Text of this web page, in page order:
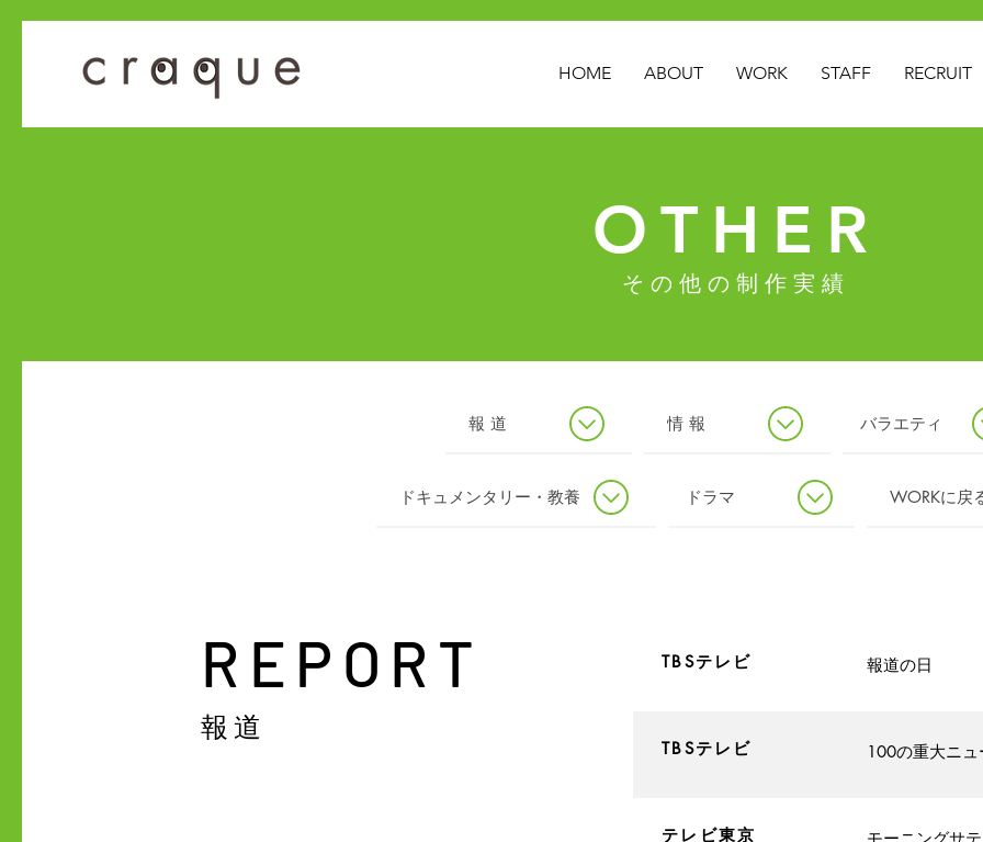
HOME ABOUT WORK STAFF RECRUIT
​OTHER
​その他の制作実績
報 道 情 報 バラエティ
ドキュメンタリー・教養 ドラマ WORK
​REPORT
​報道
​TBSテレビ ​報道の日
​TBSテレビ 100の重大ニュ
​テレビ東京